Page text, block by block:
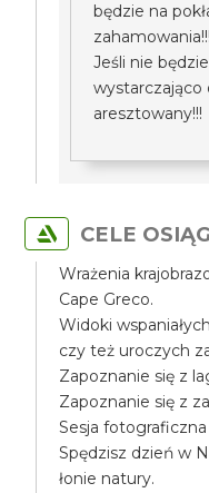
będzie na
zahamowania!!!
Jeśli nie
wystarczająco
aresztowany!!!
CELE
Wrażenia
Cape Greco.
Widoki
czy też uroczych
Zapoznanie się z
Zapoznanie się z
Sesja
Spędzisz dzień w
łonie natury.